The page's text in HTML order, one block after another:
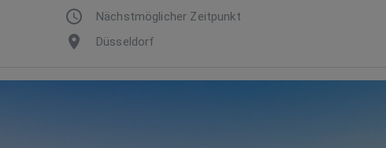
Nächstmöglicher Zeitpunkt
Düsseldorf